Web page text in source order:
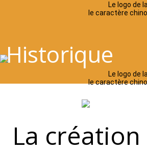
Le logo de
le caractère
Historique
Le logo de
le caractère
La création